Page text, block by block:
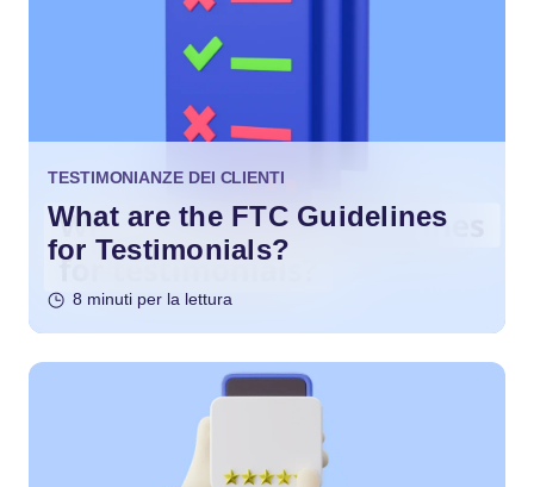
TESTIMONIANZE DEI CLIENTI
What are the FTC Guidelines
for Testimonials?
8 minuti per la lettura